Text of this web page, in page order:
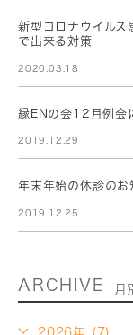
新型コロナウイルス
で出来る対策
2020.03.18
縁ENの会12月例会
2019.12.29
年末年始の休診のお
2019.12.25
ARCHIVE 月
2026年 (7)